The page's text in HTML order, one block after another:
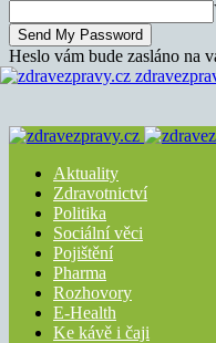
Heslo vám bude zasláno na
Aktuality
Zdravotnictví
Politika
Sociální věci
Pojištění
Pharma
Rozhovory
E-Health
Ke kávě i čaji